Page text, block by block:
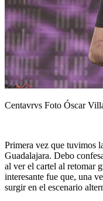
Centavrvs Foto Óscar
Primera vez que tuvimos
Guadalajara. Debo
al ver el cartel al retomar
interesante fue que, una
surgir en el escenario